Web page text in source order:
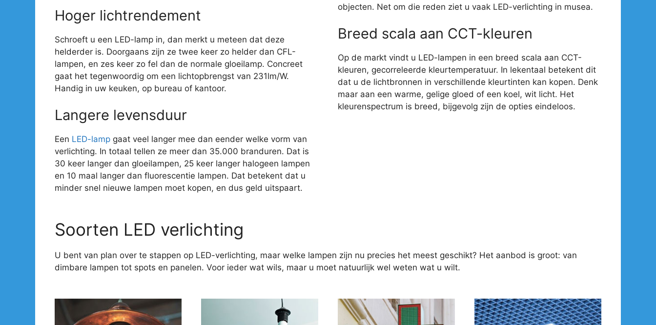
Hoger lichtrendement
Schroeft u een LED-lamp in, dan merkt u meteen dat deze
helderder is. Doorgaans zijn ze twee keer zo helder dan CFL-
lampen, en zes keer zo fel dan de normale gloeilamp. Concreet
gaat het tegenwoordig om een lichtopbrengst van 231lm/W.
Handig in uw keuken, op bureau of kantoor.
Langere levensduur
Een LED-lamp gaat veel langer mee dan eender welke vorm van
verlichting. In totaal tellen ze meer dan 35.000 branduren. Dat is
30 keer langer dan gloeilampen, 25 keer langer halogeen lampen
en 10 maal langer dan fluorescentie lampen. Dat betekent dat u
minder snel nieuwe lampen moet kopen, en dus geld uitspaart.
objecten. Net om die reden ziet u vaak LED-verlichting in musea.
Breed scala aan CCT-kleuren
Op de markt vindt u LED-lampen in een breed scala aan CCT-
kleuren, gecorreleerde kleurtemperatuur. In lekentaal betekent dit
dat u de lichtbronnen in verschillende kleurtinten kan kopen. Denk
maar aan een warme, gelige gloed of een koel, wit licht. Het
kleurenspectrum is breed, bijgevolg zijn de opties eindeloos.
Soorten LED verlichting
U bent van plan over te stappen op LED-verlichting, maar welke lampen zijn nu precies het meest geschikt? Het aanbod is groot: van
dimbare lampen tot spots en panelen. Voor ieder wat wils, maar u moet natuurlijk wel weten wat u wilt.